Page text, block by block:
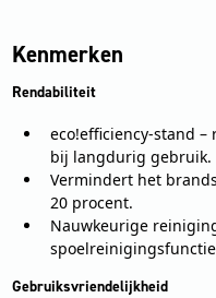
Kenmerken
Rendabiliteit
eco!efficiency-stand
bij langdurig gebruik.
Vermindert het
20 procent.
Nauwkeurige
spoelreinigingsfunctie
Gebruiksvriendelijkheid